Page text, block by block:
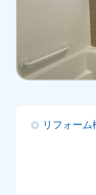
リフォーム